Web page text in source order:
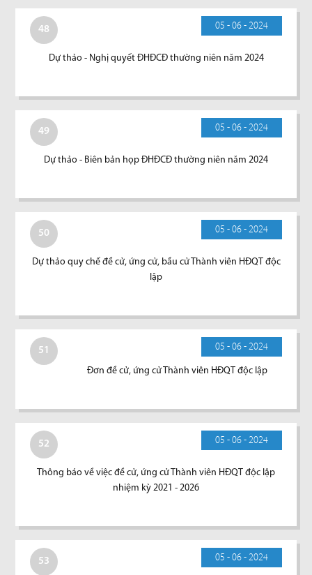
48 05 - 06 - 2024
Dự thảo - Nghị quyết ĐHĐCĐ thường niên năm 2024
49 05 - 06 - 2024
Dự thảo - Biên bản họp ĐHĐCĐ thường niên năm 2024
50 05 - 06 - 2024
Dự thảo quy chế đề cử, ứng cử, bầu cử Thành viên HĐQT độc
lập
51 05 - 06 - 2024
Đơn đề cử, ứng cử Thành viên HĐQT độc lập
52 05 - 06 - 2024
Thông báo về việc đề cử, ứng cử Thành viên HĐQT độc lập
nhiệm kỳ 2021 - 2026
53 05 - 06 - 2024